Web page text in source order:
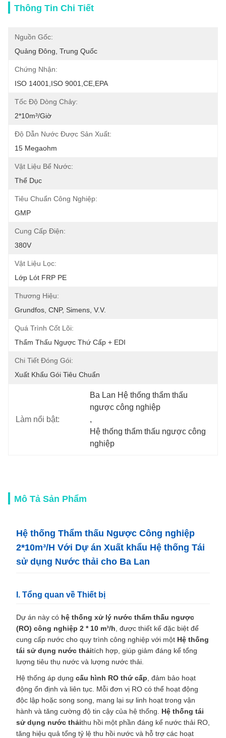
Thông Tin Chi Tiết
Nguồn Gốc:
Quảng Đông, Trung Quốc
Chứng Nhận:
ISO 14001,ISO 9001,CE,EPA
Tốc Độ Dòng Chảy:
2*10m³/giờ
Độ Dẫn Nước Được Sản Xuất:
15 Megaohm
Vật Liệu Bể Nước:
Thể Dục
Tiêu Chuẩn Công Nghiệp:
GMP
Cung Cấp Điện:
380V
Vật Liệu Lọc:
Lớp Lót FRP PE
Thương Hiệu:
Grundfos, CNP, Simens, V.v.
Quá Trình Cốt Lõi:
Thẩm Thấu Ngược Thứ Cấp + EDI
Chi Tiết Đóng Gói:
Xuất Khẩu Gói Tiêu Chuẩn
Làm nổi bật:
Ba Lan Hệ thống thẩm thấu
ngược công nghiệp
,
Hệ thống thẩm thấu ngược công
nghiệp
Mô Tả Sản Phẩm
Hệ thống Thẩm thấu Ngược Công nghiệp
2*10m³/H Với Dự án Xuất khẩu Hệ thống Tái
sử dụng Nước thải cho Ba Lan
I. Tổng quan về Thiết bị
Dự án này có hệ thống xử lý nước thẩm thấu ngược
(RO) công nghiệp 2 * 10 m³/h , được thiết kế đặc biệt để
cung cấp nước cho quy trình công nghiệp với một Hệ thống
tái sử dụng nước thảitích hợp, giúp giảm đáng kể tổng
lượng tiêu thụ nước và lượng nước thải.
Hệ thống áp dụng cấu hình RO thứ cấp , đảm bảo hoạt
động ổn định và liên tục. Mỗi đơn vị RO có thể hoạt động
độc lập hoặc song song, mang lại sự linh hoạt trong vận
hành và tăng cường độ tin cậy của hệ thống. Hệ thống tái
sử dụng nước thảithu hồi một phần đáng kể nước thải RO,
tăng hiệu quả tổng tỷ lệ thu hồi nước và hỗ trợ các hoạt